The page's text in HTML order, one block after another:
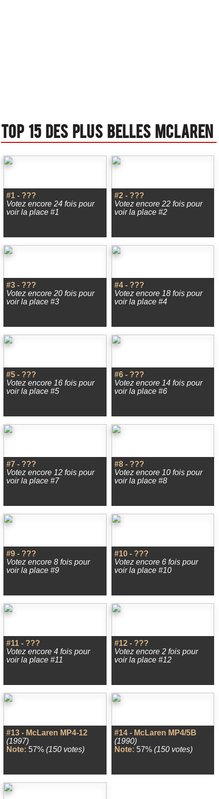
Top 15 des plus belles Mclaren
#1 - ???
Votez encore 24 fois pour
voir la place #1
#2 - ???
Votez encore 22 fois pour
voir la place #2
#3 - ???
Votez encore 20 fois pour
voir la place #3
#4 - ???
Votez encore 18 fois pour
voir la place #4
#5 - ???
Votez encore 16 fois pour
voir la place #5
#6 - ???
Votez encore 14 fois pour
voir la place #6
#7 - ???
Votez encore 12 fois pour
voir la place #7
#8 - ???
Votez encore 10 fois pour
voir la place #8
#9 - ???
Votez encore 8 fois pour
voir la place #9
#10 - ???
Votez encore 6 fois pour
voir la place #10
#11 - ???
Votez encore 4 fois pour
voir la place #11
#12 - ???
Votez encore 2 fois pour
voir la place #12
#13 - McLaren MP4-12
(1997)
Note: 57% (150 votes)
#14 - McLaren MP4/5B
(1990)
Note: 57% (150 votes)